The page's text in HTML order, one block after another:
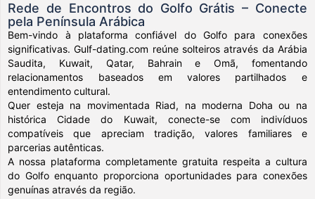
Rede de Encontros do Golfo Grátis – Conecte
pela Península Arábica
Bem-vindo à plataforma confiável do Golfo para conexões
significativas. Gulf-dating.com reúne solteiros através da Arábia
Saudita, Kuwait, Qatar, Bahrain e Omã, fomentando
relacionamentos baseados em valores partilhados e
entendimento cultural.
Quer esteja na movimentada Riad, na moderna Doha ou na
histórica Cidade do Kuwait, conecte-se com indivíduos
compatíveis que apreciam tradição, valores familiares e
parcerias autênticas.
A nossa plataforma completamente gratuita respeita a cultura
do Golfo enquanto proporciona oportunidades para conexões
genuínas através da região.